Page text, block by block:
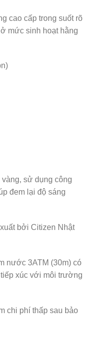
cao cấp trong suốt rõ
mức sinh hoạt hằng
sử dụng công
đem lại độ sáng
bởi Citizen Nhật
nước 3ATM (30m) có
xúc với môi trường
chi phí thấp sau bảo